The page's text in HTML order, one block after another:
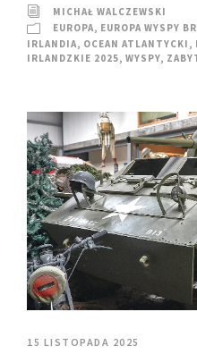
MICHAŁ WALCZEWSKI
EUROPA, EUROPA WYSPY
IRLANDIA, OCEAN ATLANTYCKI ,
IRLANDZKIE 2025, WYSPY,
15 LISTOPADA 2025